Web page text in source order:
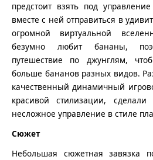
предстоит взять под
вместе с ней отправиться в
огромной виртуальной
безумно любит бананы,
путешествие по джунглям,
больше бананов разных видов.
качественный динамичный
красивой стилизации,
несложное управление в стиле
Сюжет
Небольшая сюжетная завязка